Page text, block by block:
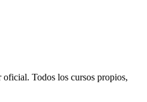
Todos los cursos propios,